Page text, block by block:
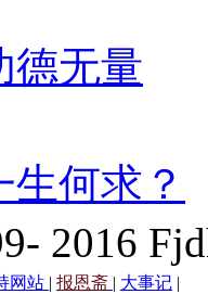
德无量
何求？
2016
网站 | 报恩斋 | 大事记 |